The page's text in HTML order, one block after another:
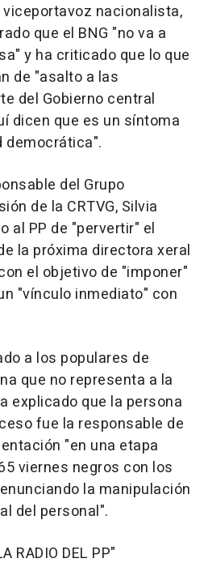
nacionalista,
que el BNG "no va a
y ha criticado que lo que
de "asalto a las
del Gobierno central
dicen que es un síntoma
democrática".
del Grupo
de la CRTVG, Silvia
al PP de "pervertir" el
la próxima directora xeral
el objetivo de "imponer"
"vínculo inmediato" con
a los populares de
que no representa a la
explicado que la persona
fue la responsable de
"en una etapa
viernes negros con los
la manipulación
del personal".
RADIO DEL PP"